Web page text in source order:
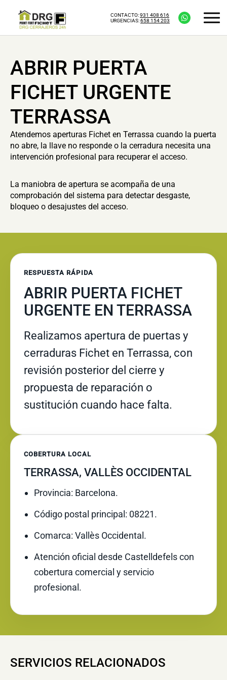
CONTACTO:931 408 616
URGENCIAS:658 154 203
ABRIR PUERTA
FICHET URGENTE
TERRASSA
Atendemos aperturas Fichet en Terrassa cuando la puerta
no abre, la llave no responde o la cerradura necesita una
intervención profesional para recuperar el acceso.
La maniobra de apertura se acompaña de una
comprobación del sistema para detectar desgaste,
bloqueo o desajustes del acceso.
RESPUESTA RÁPIDA
ABRIR PUERTA FICHET
URGENTE EN TERRASSA
Realizamos apertura de puertas y
cerraduras Fichet en Terrassa, con
revisión posterior del cierre y
propuesta de reparación o
sustitución cuando hace falta.
COBERTURA LOCAL
TERRASSA, VALLÈS OCCIDENTAL
Provincia: Barcelona.
Código postal principal: 08221.
Comarca: Vallès Occidental.
Atención oficial desde Castelldefels con
cobertura comercial y servicio
profesional.
SERVICIOS RELACIONADOS